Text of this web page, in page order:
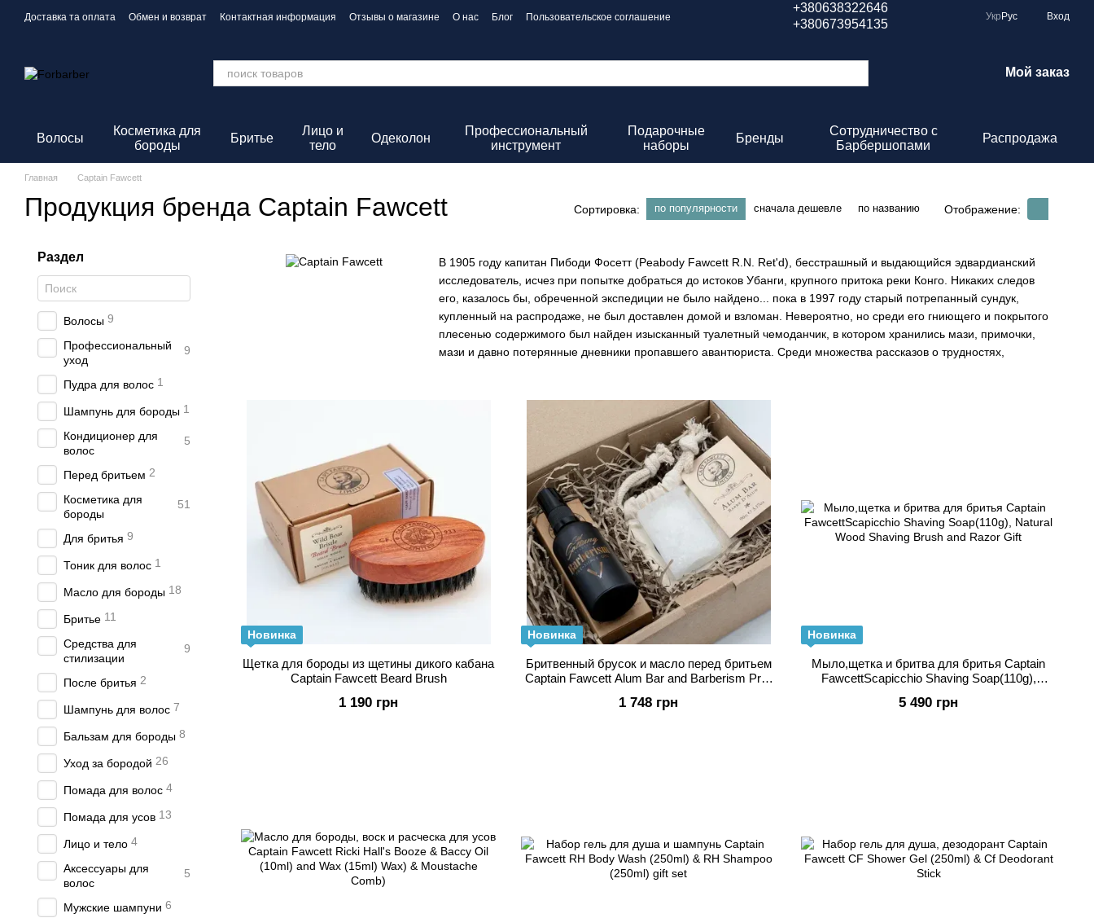
Перейти к основному контенту
Доставка та оплата Обмен и возврат Контактная информация Отзывы о магазине О нас Блог
Пользовательское соглашение
+380638322646
+380673954135
Укр Рус Вход
Мой заказ
Волосы
Косметика для
бороды
Бритье
Лицо и
тело
Одеколон
Профессиональный
инструмент
Подарочные
наборы
Бренды
Сотрудничество с
Барбершопами
Распродажа
Главная Captain Fawcett
Продукция бренда Captain Fawcett Сортировка: по популярности сначала дешевле по названию Отображение:
В 1905 году капитан Пибоди Фосетт (Peabody Fawcett R.N. Ret'd), бесстрашный и выдающийся эдвардианский
исследователь, исчез при попытке добраться до истоков Убанги, крупного притока реки Конго. Никаких следов
его, казалось бы, обреченной экспедиции не было найдено... пока в 1997 году старый потрепанный сундук,
купленный на распродаже, не был доставлен домой и взломан. Невероятно, но среди его гниющего и покрытого
плесенью содержимого был найден изысканный туалетный чемоданчик, в котором хранились мази, примочки,
мази и давно потерянные дневники пропавшего авантюриста. Среди множества рассказов о трудностях,
капитана. Эти точные формулы были точно соблюдены, и теперь оригинальные снадобья Фосетта, а также его
всемирно известный воск для усов впервые за более чем столетие стали доступны взыскательным
Новинка
Щетка для бороды из щетины дикого кабана
Captain Fawcett Beard Brush
1 190 грн
Новинка
Бритвенный брусок и масло перед бритьем
Captain Fawcett Alum Bar and Barberism Pre-
1 748 грн
Новинка
Мыло,щетка и бритва для бритья Captain
FawcettScapicchio Shaving Soap(110g),
5 490 грн
Раздел
Волосы 9
Профессиональный
уход
9
Пудра для волос 1
Шампунь для бороды 1
Кондиционер для
волос
5
Перед бритьем 2
Косметика для
бороды
51
Для бритья 9
Тоник для волос 1
Масло для бороды 18
Бритье 11
Средства для
стилизации
9
После бритья 2
Шампунь для волос 7
Бальзам для бороды 8
Уход за бородой 26
Помада для волос 4
Помада для усов 13
Лицо и тело 4
Аксессуары для
волос
5
Мужские шампуни 6